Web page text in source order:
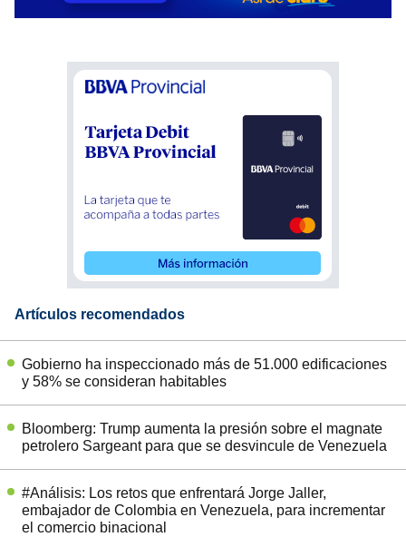
Artículos recomendados
Gobierno ha inspeccionado más de 51.000 edificaciones
y 58% se consideran habitables
Bloomberg: Trump aumenta la presión sobre el magnate
petrolero Sargeant para que se desvincule de Venezuela
#Análisis: Los retos que enfrentará Jorge Jaller,
embajador de Colombia en Venezuela, para incrementar
el comercio binacional